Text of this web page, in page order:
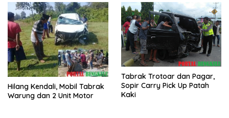
Hilang Kendali, Mobil Tabrak
Warung dan 2 Unit Motor
Tabrak Trotoar dan Pagar,
Sopir Carry Pick Up Patah
Kaki